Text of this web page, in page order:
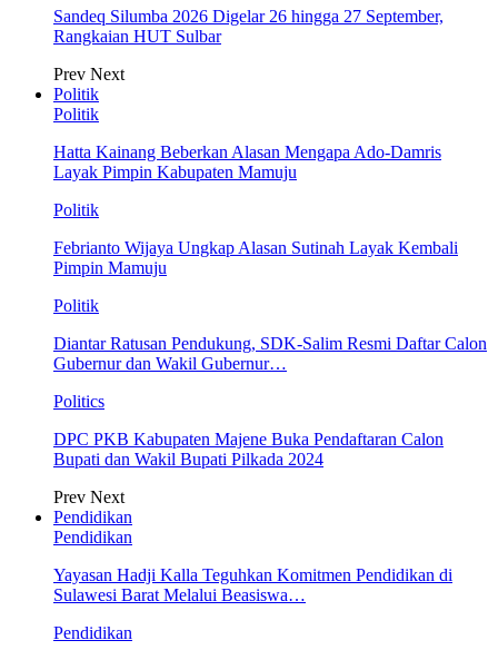
Sandeq Silumba 2026 Digelar 26 hingga 27 September,
Rangkaian HUT Sulbar
Prev Next
Politik
Politik
Hatta Kainang Beberkan Alasan Mengapa Ado-Damris
Layak Pimpin Kabupaten Mamuju
Politik
Febrianto Wijaya Ungkap Alasan Sutinah Layak Kembali
Pimpin Mamuju
Politik
Diantar Ratusan Pendukung, SDK-Salim Resmi Daftar Calon
Gubernur dan Wakil Gubernur…
Politics
DPC PKB Kabupaten Majene Buka Pendaftaran Calon
Bupati dan Wakil Bupati Pilkada 2024
Prev Next
Pendidikan
Pendidikan
Yayasan Hadji Kalla Teguhkan Komitmen Pendidikan di
Sulawesi Barat Melalui Beasiswa…
Pendidikan